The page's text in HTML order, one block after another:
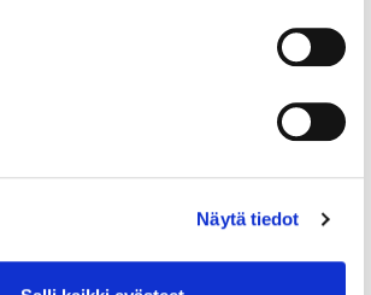
Näytä tiedot
7 000 – ja hyvästä syystä.
kauppakamarin jäsenenä
ja ammattikirjat sekä tieto- ja
juristit ja muut
– maksutta!